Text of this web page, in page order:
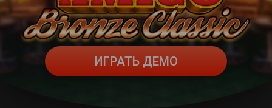
ИГРАТЬ ДЕМО